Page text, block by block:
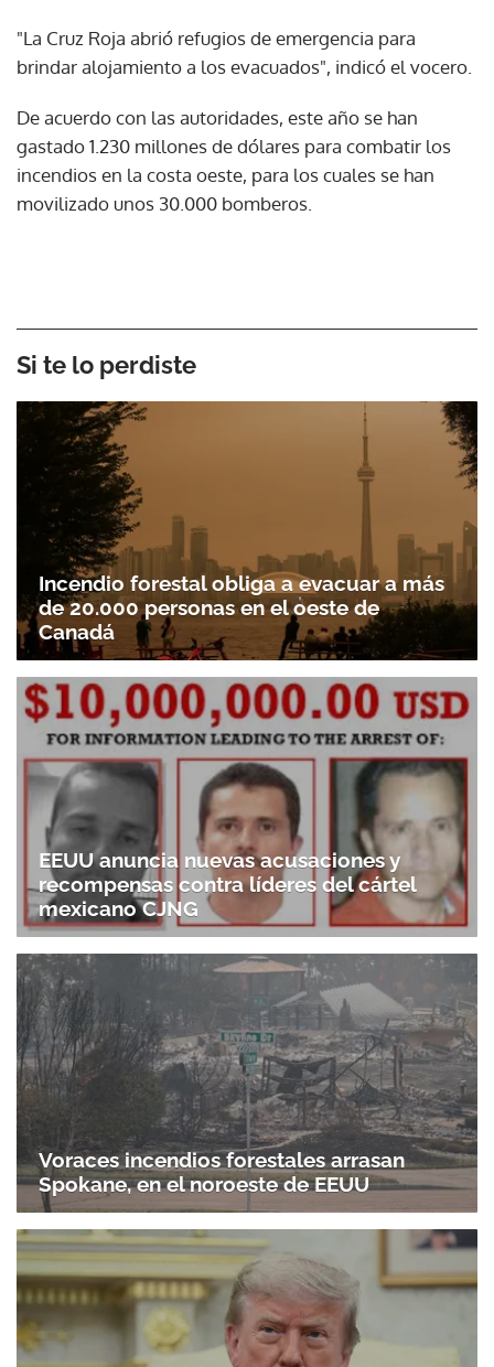
"La Cruz Roja abrió refugios de emergencia para
brindar alojamiento a los evacuados", indicó el vocero.
De acuerdo con las autoridades, este año se han
gastado 1.230 millones de dólares para combatir los
incendios en la costa oeste, para los cuales se han
movilizado unos 30.000 bomberos.
Si te lo perdiste
Incendio forestal obliga a evacuar a más
de 20.000 personas en el oeste de
Canadá
EEUU anuncia nuevas acusaciones y
recompensas contra líderes del cártel
mexicano CJNG
Voraces incendios forestales arrasan
Spokane, en el noroeste de EEUU